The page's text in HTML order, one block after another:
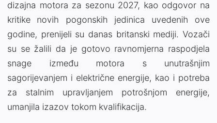
dizajna motora za sezonu 2027, kao odgovor na
kritike novih pogonskih jedinica uvedenih ove
godine, prenijeli su danas britanski mediji. Vozači
su se žalili da je gotovo ravnomjerna raspodjela
snage između motora s unutrašnjim
sagorijevanjem i električne energije, kao i potreba
za stalnim upravljanjem potrošnjom energije,
umanjila izazov tokom kvalifikacija.